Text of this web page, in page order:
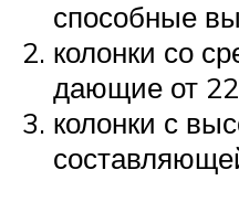
способные
колонки со
дающие от
колонки с